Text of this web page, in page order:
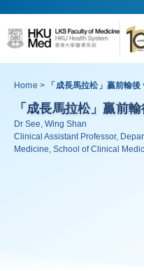
Home > 「成長馬拉松」贏前輸
「成長馬拉松」贏前
Dr See, Wing Shan
Clinical Assistant Professor,
Medicine, School of Clinical